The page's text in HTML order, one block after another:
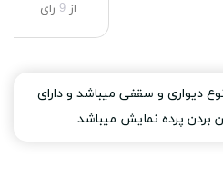
از 9 رای
دیواری و سقفی میباشد و دارای
بردن پرده نمایش میباشد.